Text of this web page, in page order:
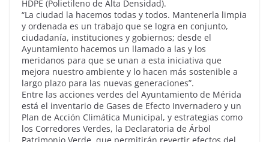
HDPE (Polietileno de Alta Densidad).
“La ciudad la hacemos todas y todos. Mantenerla limpia
y ordenada es un trabajo que se logra en conjunto,
ciudadanía, instituciones y gobiernos; desde el
Ayuntamiento hacemos un llamado a las y los
meridanos para que se unan a esta iniciativa que
mejora nuestro ambiente y lo hacen más sostenible a
largo plazo para las nuevas generaciones”.
Entre las acciones verdes del Ayuntamiento de Mérida
está el inventario de Gases de Efecto Invernadero y un
Plan de Acción Climática Municipal, y estrategias como
los Corredores Verdes, la Declaratoria de Árbol